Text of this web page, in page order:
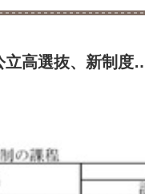
立高選抜、新制